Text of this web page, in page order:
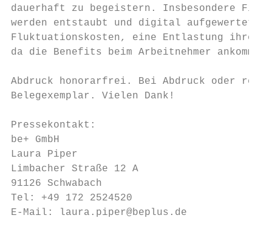
dauerhaft zu begeistern. Insbesondere
werden entstaubt und digital aufgewertet.
Fluktuationskosten, eine Entlastung ihrer
da die Benefits beim Arbeitnehmer ankommen.
Abdruck honorarfrei. Bei Abdruck oder
Belegexemplar. Vielen Dank!
Pressekontakt:
be+ GmbH
Laura Piper
Limbacher Straße 12 A
91126 Schwabach
Tel: +49 172 2524520
E-Mail: laura.piper@beplus.de